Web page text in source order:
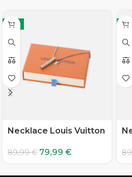
-11%
Necklace Louis Vuitton
89,99€ 79,99 €
-11%